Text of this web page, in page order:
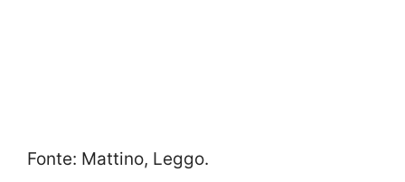
Fonte: Mattino, Leggo.